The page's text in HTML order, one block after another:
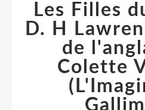
Les Filles
D. H
de
Colette